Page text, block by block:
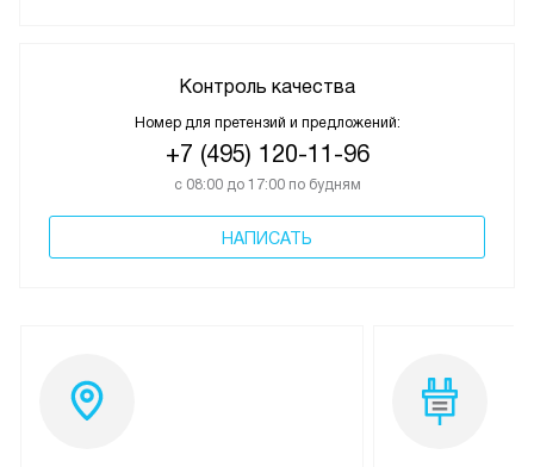
Контроль качества
Номер для претензий и предложений:
+7 (495) 120-11-96
с 08:00 до 17:00 по будням
НАПИСАТЬ